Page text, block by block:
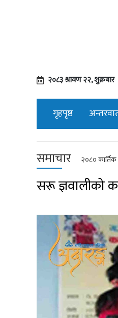
२०८३ श्रावण २२, शुक्रबार
गृहपृष्ठ
समाचार २०८०
सरू ज्ञवालीको